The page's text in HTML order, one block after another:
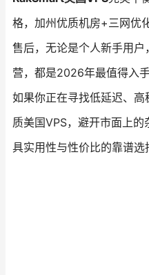
格，加州优质机房+三网优
售后，无论是个人新手用
营，都是2026年最值得入
如果你正在寻找低延迟、
质美国VPS，避开市面上
具实用性与性价比的靠谱选